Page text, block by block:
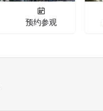
预约参观